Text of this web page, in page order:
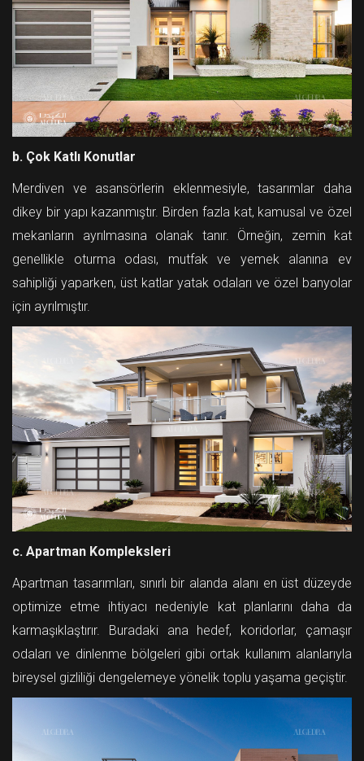
b. Çok Katlı Konutlar
Merdiven ve asansörlerin eklenmesiyle, tasarımlar daha
dikey bir yapı kazanmıştır. Birden fazla kat, kamusal ve özel
mekanların ayrılmasına olanak tanır. Örneğin, zemin kat
genellikle oturma odası, mutfak ve yemek alanına ev
sahipliği yaparken, üst katlar yatak odaları ve özel banyolar
için ayrılmıştır.
c. Apartman Kompleksleri
Apartman tasarımları, sınırlı bir alanda alanı en üst düzeyde
optimize etme ihtiyacı nedeniyle kat planlarını daha da
karmaşıklaştırır. Buradaki ana hedef, koridorlar, çamaşır
odaları ve dinlenme bölgeleri gibi ortak kullanım alanlarıyla
bireysel gizliliği dengelemeye yönelik toplu yaşama geçiştir.